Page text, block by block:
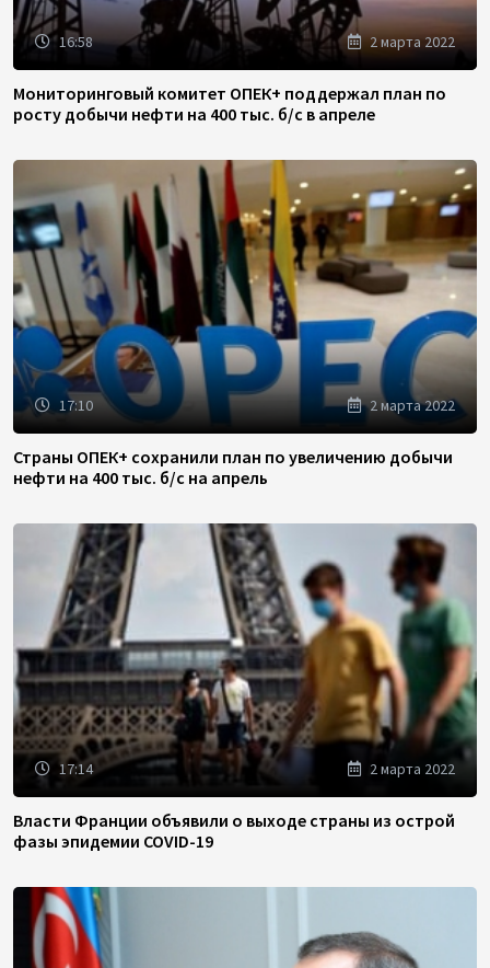
16:58 2 марта 2022
Мониторинговый комитет ОПЕК+ поддержал план по
росту добычи нефти на 400 тыс. б/с в апреле
17:10 2 марта 2022
Страны ОПЕК+ сохранили план по увеличению добычи
нефти на 400 тыс. б/с на апрель
17:14 2 марта 2022
Власти Франции объявили о выходе страны из острой
фазы эпидемии COVID-19